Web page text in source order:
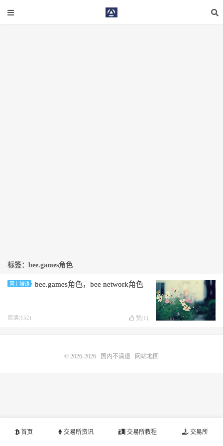
标签：bee.games角色
网上赚钱 bee.games角色，bee network角色
阅读(152) 赞(1 )
首页 交易所资讯 交易所教程 交易所
© 2026-2026 国内不清退 网站地图